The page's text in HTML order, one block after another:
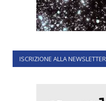
ISCRIZIONE ALLA NEWSLETTER